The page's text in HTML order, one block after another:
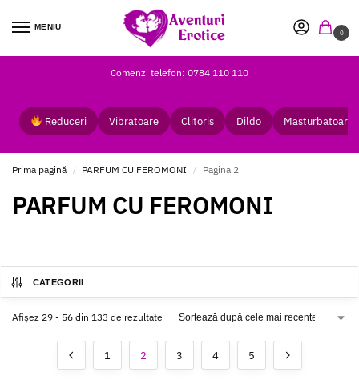
MENIU
0
Comenzi telefon: 0784 110 110
Reduceri Vibratoare Clitoris Dildo Masturbatoare
Prima pagină / PARFUM CU FEROMONI / Pagina 2
PARFUM CU FEROMONI
CATEGORII
Afișez 29 - 56 din 133 de rezultate
1 2 3 4 5